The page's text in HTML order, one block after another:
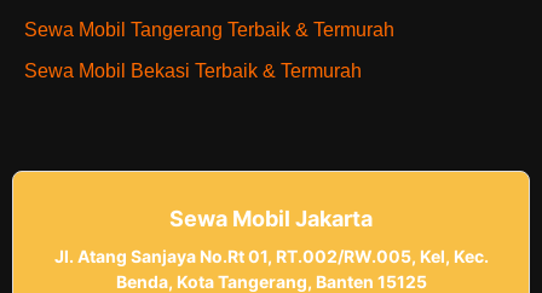
Sewa Mobil Tangerang Terbaik & Termurah
Sewa Mobil Bekasi Terbaik & Termurah
Sewa Mobil Jakarta
Jl. Atang Sanjaya No.Rt 01, RT.002/RW.005, Kel, Kec.
Benda, Kota Tangerang, Banten 15125